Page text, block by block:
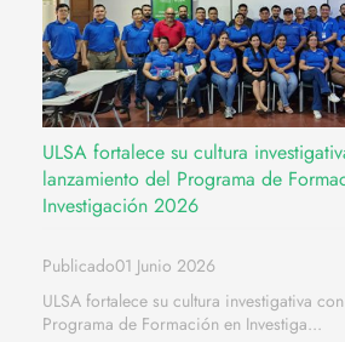
ULSA fortalece su cultura
lanzamiento del Programa de
Investigación 2026
Publicado01 Junio 2026
ULSA fortalece su cultura investigativa
Programa de Formación en Investiga...